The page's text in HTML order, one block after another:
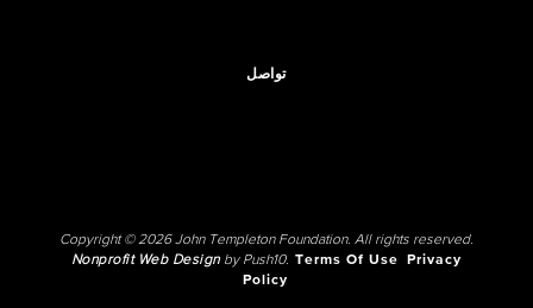
تواصل
Copyright © 2026 John Templeton Foundation. All rights reserved.
Nonprofit Web Designby Push10. Terms Of Use
Privacy
Policy